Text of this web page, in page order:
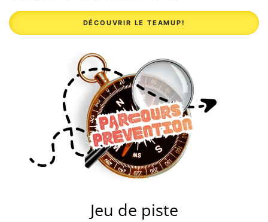
DÉCOUVRIR LE TEAMUP!
Jeu de piste